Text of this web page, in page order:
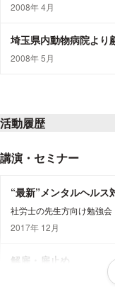
2008年 4月
埼玉県内動物病院より
2008年 5月
活動履歴
講演・セミナー
“最新”メンタルヘルス
社労士の先生方向け勉強会
2017年 12月
解雇・雇止め
社労士の先生方向け勉強会